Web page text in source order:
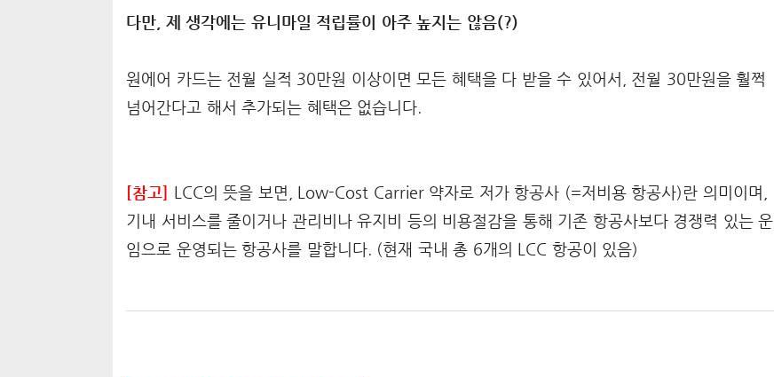
다만, 제 생각에는 유니마일 적립률이 아주 높지는 않음(?)
원에어 카드는 전월 실적 30만원 이상이면 모든 혜택을 다 받을 수 있어서, 전월 30만원을 훨쩍
넘어간다고 해서 추가되는 혜택은 없습니다.
[참고]
LCC의 뜻을 보면, Low-Cost Carrier 약자로 저가 항공사 (=저비용 항공사)란 의미이며,
기내 서비스를 줄이거나 관리비나 유지비 등의 비용절감을 통해 기존 항공사보다 경쟁력 있는 운
임으로 운영되는 항공사를 말합니다. (현재 국내 총 6개의 LCC 항공이 있음)